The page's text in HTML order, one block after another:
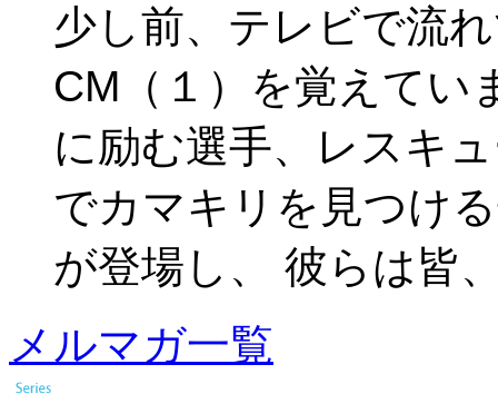
少し前、テレビで流
CM（１）を覚えてい
に励む選手、レスキ
でカマキリを見つけ
が登場し、 彼らは皆
メルマガ一覧